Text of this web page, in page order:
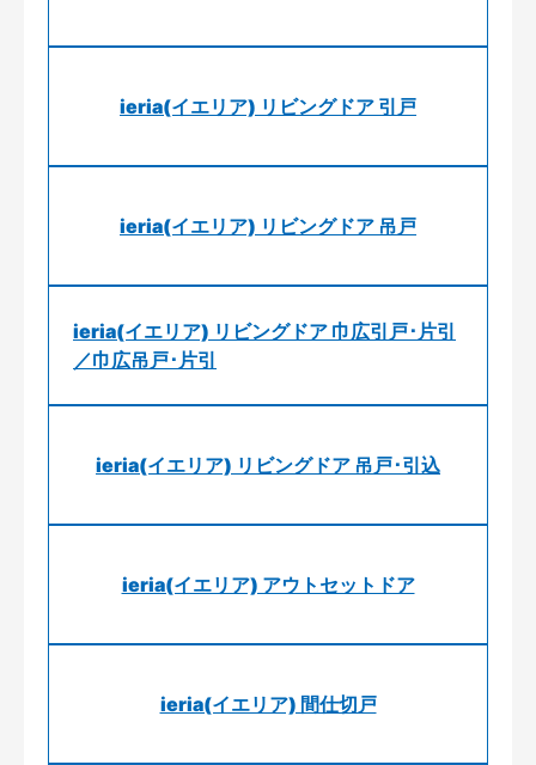
ieria(イエリア) リビングドア 引戸
ieria(イエリア) リビングドア 吊戸
ieria(イエリア) リビングドア 巾広引戸･片引
／巾広吊戸･片引
ieria(イエリア) リビングドア 吊戸･引込
ieria(イエリア) アウトセットドア
ieria(イエリア) 間仕切戸